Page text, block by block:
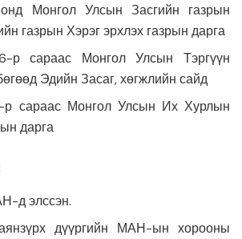
Монгол Улсын Засгийн газрын
газрын Хэрэг эрхлэх газрын дарга
сараас Монгол Улсын Тэргүүн
Эдийн Засаг, хөгжлийн сайд
р сараас Монгол Улсын Их Хурлын
дарга
д элссэн.
дүүргийн МАН-ын хорооны